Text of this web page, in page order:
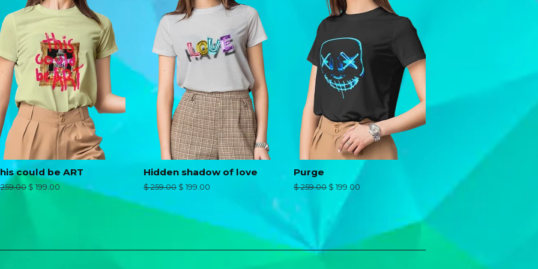
could be ART
Precio
$ 199.00
Hidden shadow of love
Precio
$ 259.00 Precio
$ 199.00
Purge
Precio
$ 259.00 Precio
$ 199.00